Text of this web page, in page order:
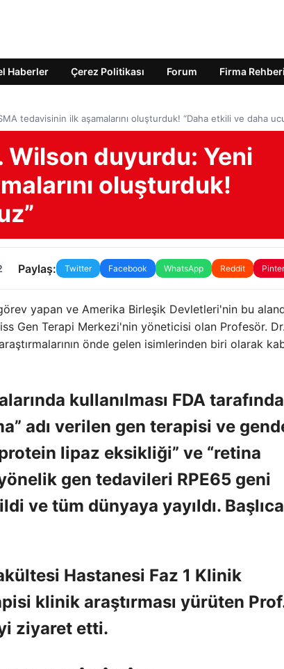
Haberler Çerez Politikası Forum Firma Rehberi
tedavisinin ilk aşamalarını oluşturduk! “Daha etkili ve daha
Wilson duyurdu: Yeni
oluşturduk!
Paylaş: Twitter Facebook WhatsApp Reddit
yapan ve Amerika Birleşik Devletleri'nin bu
Gen Terapi Merkezi'nin yöneticisi olan Profesör. Dr.
önde gelen isimlerinden biri olarak
kullanılması FDA
adı verilen gen terapisi ve
lipaz eksikliği” ve “retina
gen tedavileri RPE65 geni
ve tüm dünyaya yayıldı. Başlıca
Hastanesi Faz 1 Klinik
klinik araştırması yürüten
ziyaret etti.